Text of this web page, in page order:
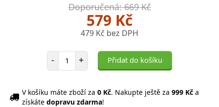
Doporučená: 669 Kč
579 Kč
479 Kč bez DPH
- Počet položek
+ Přidat do košíku
V košíku máte zboží za 0 Kč. Nakupte ještě za 999 Kč a
získáte dopravu zdarma!